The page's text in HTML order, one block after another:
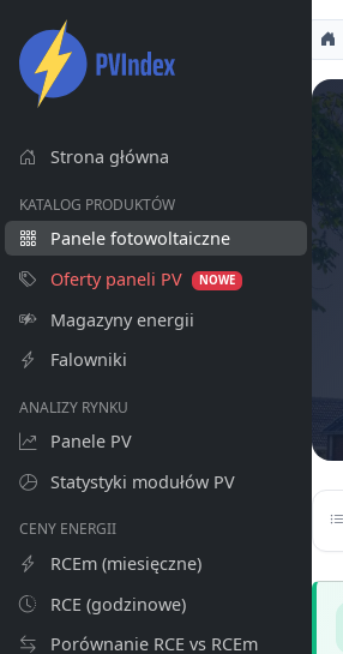
Strona główna
KATALOG PRODUKTÓW
Panele fotowoltaiczne
Oferty paneli PV
NOWE
Magazyny energii
Falowniki
ANALIZY RYNKU
Panele PV
Statystyki modułów PV
CENY ENERGII
RCEm (miesięczne)
RCE (godzinowe)
Porównanie RCE vs RCEm